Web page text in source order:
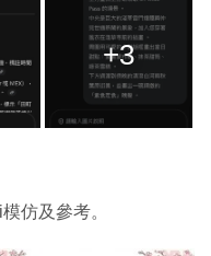
+3
仿及參考。